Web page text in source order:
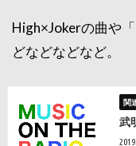
High×Jokerの曲や
どなどなどなど。
武